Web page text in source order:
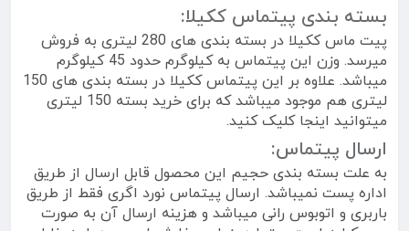
بسته بندی پیتماس ککیلا:
پیت ماس ککیلا در بسته بندی های 280 لیتری به فروش
میرسد. وزن این پیتماس به کیلوگرم حدود 45 کیلوگرم
میباشد. علاوه بر این پیتماس ککیلا در بسته بندی های 150
لیتری هم موجود میباشد که برای خرید بسته 150 لیتری
میتوانید اینجا کلیک کنید.
ارسال پیتماس:
به علت بسته بندی حجیم این محصول قابل ارسال از طریق
اداره پست نمیباشد. ارسال پیتماس نورد اگری فقط از طریق
باربری و اتوبوس رانی میباشد و هزینه ارسال آن به صورت